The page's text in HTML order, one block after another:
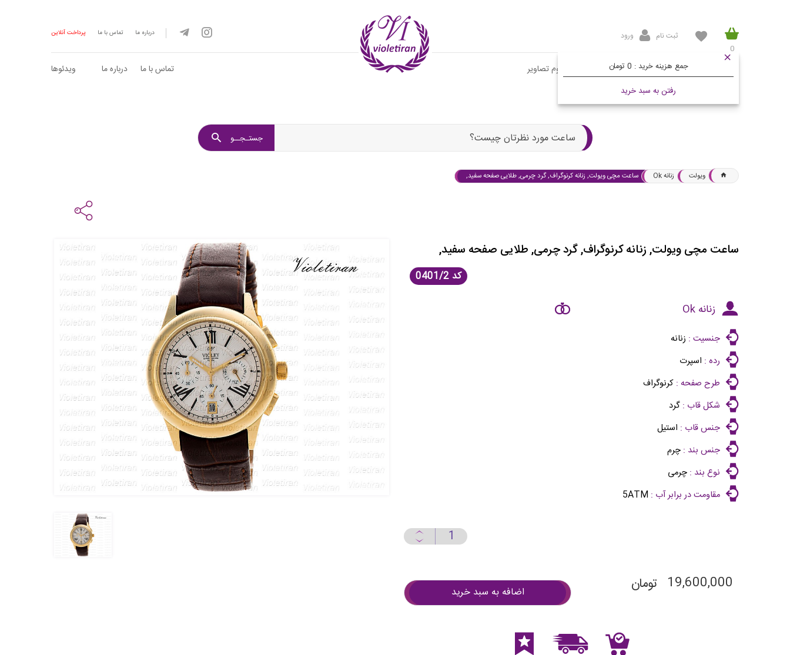
0
جمع هزینه خرید :
رفتن به سبد خرید
ثبت نام ورود پرداخت آنلاین تماس با ما درباره ما
محصولات مقالات آلبوم تصاویر ویدئوها درباره ما تماس با ما
جستـجــو ساعت مورد نظرتان چیست؟
ویولت زنانه Ok ساعت مچی ویولت, زنانه کرنوگراف, گرد چرمی, طلایی صفحه سفید,
ساعت مچی ویولت, زنانه کرنوگراف, گرد چرمی, طلایی صفحه سفید,
کد
زنانه Ok
جنسیت : زنانه
رده : اسپرت
طرح صفحه : کرنوگراف
شکل قاب : گرد
جنس قاب : استیل
جنس بند : چرم
نوع بند : چرمی
مقاومت در برابر آب : 5ATM
19,600,000 تومان اضافه به سبد خرید